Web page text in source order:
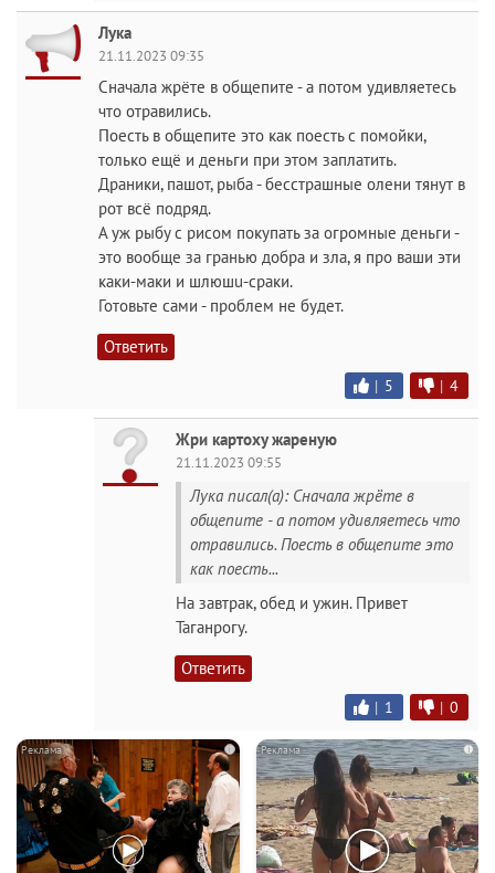
Лука
21.11.2023 09:35
Сначала жрёте в общепите - а потом удивляетесь
что отравились.
Поесть в общепите это как поесть с помойки,
только ещё и деньги при этом заплатить.
Драники, пашот, рыба - бесстрашные олени тянут в
рот всё подряд.
А уж рыбу с рисом покупать за огромные деньги -
это вообще за гранью добра и зла, я про ваши эти
каки-маки и шлюшu-cpaки.
Готовьте сами - проблем не будет.
Ответить
| 5 | 4
Жри картоху жареную
21.11.2023 09:55
Лука писал(а): Сначала жрёте в
общепите - а потом удивляетесь что
отравились. Поесть в общепите это
как поесть...
На завтрак, обед и ужин. Привет
Таганрогу.
Ответить
| 1 | 0
i i